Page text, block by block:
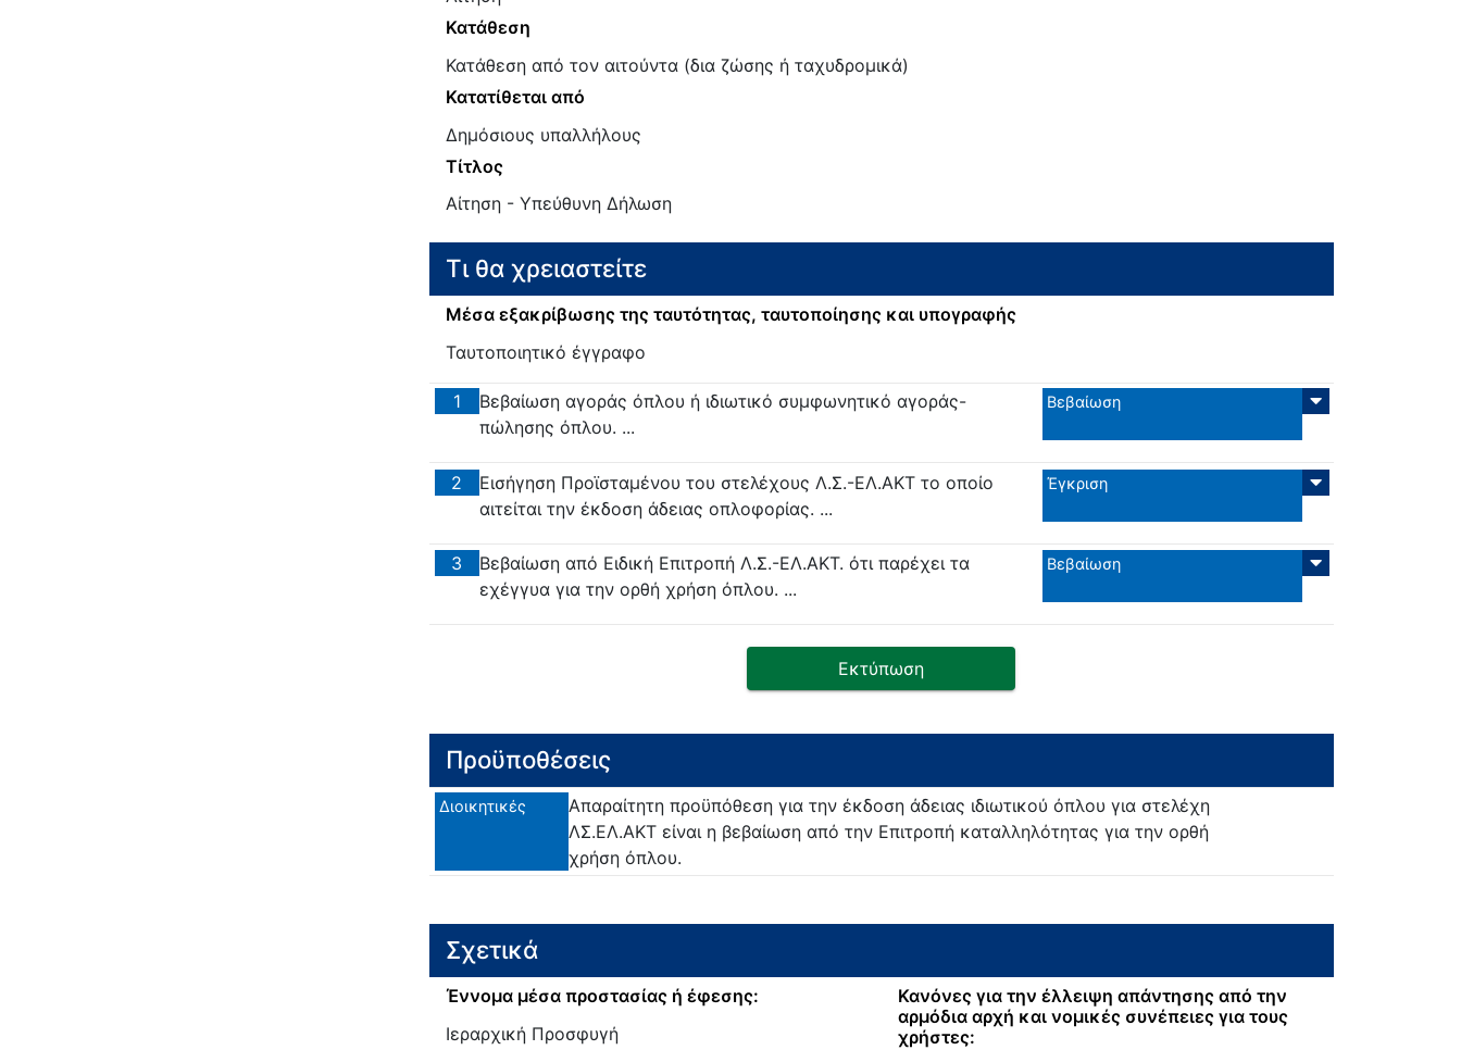
Κατάθεση
Κατάθεση από τον αιτούντα (δια ζώσης ή ταχυδρομικά)
Κατατίθεται από
Δημόσιους υπαλλήλους
Τίτλος
Αίτηση - Υπεύθυνη Δήλωση
Τι θα χρειαστείτε
Μέσα εξακρίβωσης της ταυτότητας, ταυτοποίησης και υπογραφής
Ταυτοποιητικό έγγραφο
1
Βεβαίωση αγοράς όπλου ή ιδιωτικό συμφωνητικό αγοράς-
πώλησης όπλου. ...
Βεβαίωση
2
Εισήγηση Προϊσταμένου του στελέχους Λ.Σ.-ΕΛ.ΑΚΤ το οποίο
αιτείται την έκδοση άδειας οπλοφορίας. ...
Έγκριση
3
Βεβαίωση από Ειδική Επιτροπή Λ.Σ.-ΕΛ.ΑΚΤ. ότι παρέχει τα
εχέγγυα για την ορθή χρήση όπλου. ...
Βεβαίωση
Εκτύπωση
Προϋποθέσεις
Διοικητικές
Απαραίτητη προϋπόθεση για την έκδοση άδειας ιδιωτικού όπλου για στελέχη
ΛΣ.ΕΛ.ΑΚΤ είναι η βεβαίωση από την Επιτροπή καταλληλότητας για την ορθή
χρήση όπλου.
Σχετικά
Έννομα μέσα προστασίας ή έφεσης:
Ιεραρχική Προσφυγή
Κανόνες για την έλλειψη απάντησης από την
αρμόδια αρχή και νομικές συνέπειες για τους
χρήστες: